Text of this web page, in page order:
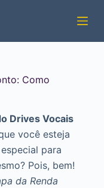
Como
Drives Vocais
você esteja
para
Pois, bem!
da Renda